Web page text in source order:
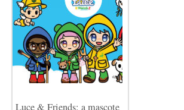
Luce & Friends: a mascote